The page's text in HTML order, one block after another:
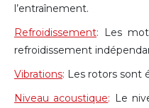
l’entraînement.
Refroidissement: Les
refroidissement
Vibrations: Les rotors sont
Niveau acoustique: Le